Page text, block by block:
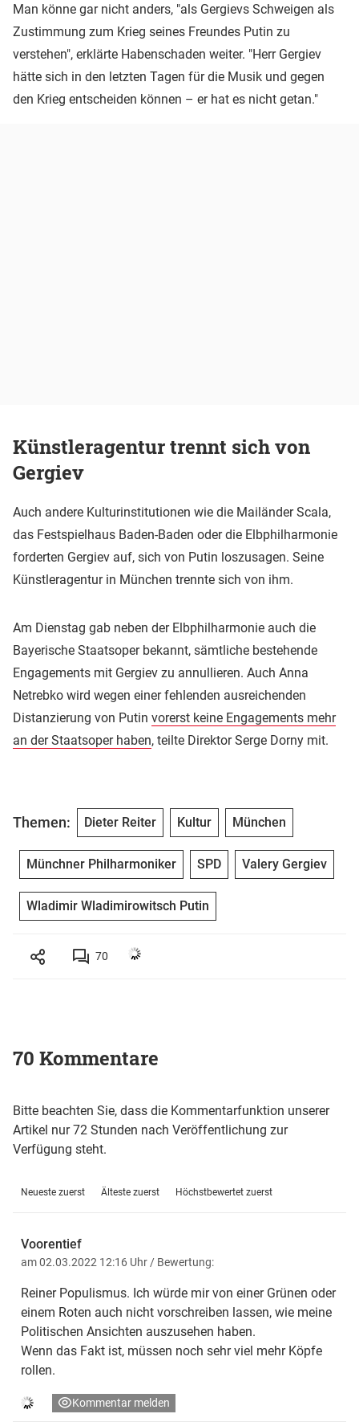
Man könne gar nicht anders, "als Gergievs Schweigen als
Zustimmung zum Krieg seines Freundes Putin zu
verstehen", erklärte Habenschaden weiter. "Herr Gergiev
hätte sich in den letzten Tagen für die Musik und gegen
den Krieg entscheiden können – er hat es nicht getan."
Künstleragentur trennt sich von
Gergiev
Auch andere Kulturinstitutionen wie die Mailänder Scala,
das Festspielhaus Baden-Baden oder die Elbphilharmonie
forderten Gergiev auf, sich von Putin loszusagen. Seine
Künstleragentur in München trennte sich von ihm.
Am Dienstag gab neben der Elbphilharmonie auch die
Bayerische Staatsoper bekannt, sämtliche bestehende
Engagements mit Gergiev zu annullieren. Auch Anna
Netrebko wird wegen einer fehlenden ausreichenden
Distanzierung von Putin vorerst keine Engagements mehr
an der Staatsoper haben, teilte Direktor Serge Dorny mit.
Themen: Dieter Reiter Kultur München
Münchner Philharmoniker SPD Valery Gergiev
Wladimir Wladimirowitsch Putin
70
70 Kommentare
Bitte beachten Sie, dass die Kommentarfunktion unserer
Artikel nur 72 Stunden nach Veröffentlichung zur
Verfügung steht.
Neueste zuerst Älteste zuerst Höchstbewertet zuerst
Voorentief
am 02.03.2022 12:16 Uhr / Bewertung:
Reiner Populismus. Ich würde mir von einer Grünen oder
einem Roten auch nicht vorschreiben lassen, wie meine
Politischen Ansichten auszusehen haben.
Wenn das Fakt ist, müssen noch sehr viel mehr Köpfe
rollen.
Kommentar melden